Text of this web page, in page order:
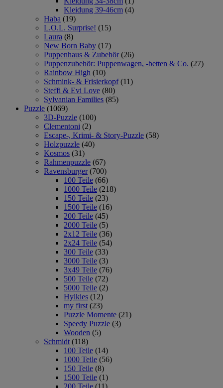
Kleidung 39-46cm (4)
Haba (19)
L.O.L. Surprise! (15)
Laura (8)
New Born Baby (17)
Puppenhaus & Zubehör (26)
Puppenzubehör: Puppenwagen, -betten & Co. (27)
Rainbow High (10)
Schmink- & Frisierkopf (11)
Steffi & Evi Love (80)
Sylvanian Families (85)
Puzzle (1069)
3D-Puzzle (100)
Clementoni (2)
Escape-, Krimi- & Story-Puzzle (58)
Holzpuzzle (40)
Kosmos (31)
Rahmenpuzzle (67)
Ravensburger (700)
100 Teile (66)
1000 Teile (218)
150 Teile (23)
1500 Teile (16)
200 Teile (45)
2000 Teile (5)
2x12 Teile (36)
2x24 Teile (54)
300 Teile (33)
3000 Teile (3)
3x49 Teile (76)
500 Teile (72)
5000 Teile (2)
Hylkies (12)
my first (23)
Puzzle Momente (21)
Speedy Puzzle (3)
Wooden (5)
Schmidt (118)
100 Teile (14)
1000 Teile (56)
150 Teile (8)
1500 Teile (1)
200 Teile (11)